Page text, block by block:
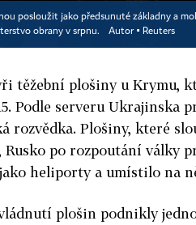
posloužit jako předsunuté základny a
obrany v srpnu.
Autor ▪ Reuters
těžební plošiny u Krymu,
Podle serveru Ukrajinska
rozvědka. Plošiny, které
Rusko po rozpoutání války
heliporty a umístilo na
plošin podnikly